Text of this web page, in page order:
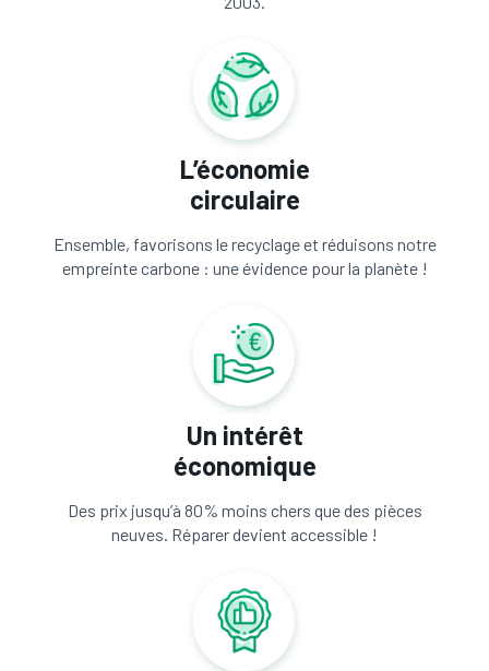
L’économie
circulaire
Ensemble, favorisons le recyclage et réduisons notre
empreinte carbone : une évidence pour la planète !
Un intérêt
économique
Des prix jusqu’à 80% moins chers que des pièces
neuves. Réparer devient accessible !